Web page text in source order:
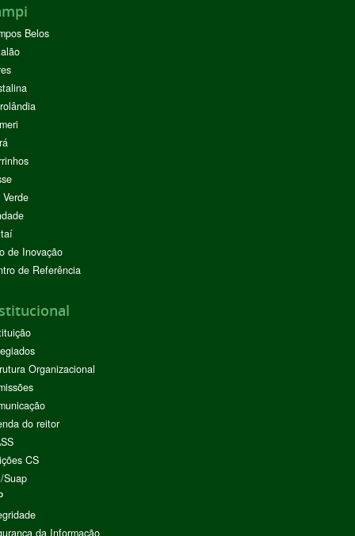
Belos
de Inovação
de Referência
Organizacional
do reitor
CS
Suap
da Informação